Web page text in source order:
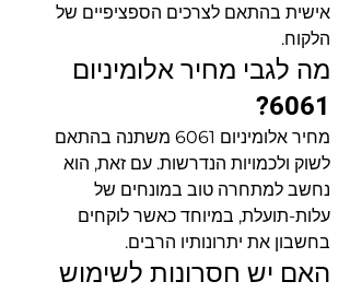
אישית בהתאם לצרכים הספציפיים של
הלקוח.
מה לגבי מחיר אלומיניום
6061?
מחיר אלומיניום 6061 משתנה בהתאם
לשוק ולכמויות הנדרשות. עם זאת, הוא
נחשב למתחרה טוב במונחים של
עלות-תועלת, במיוחד כאשר לוקחים
בחשבון את יתרונותיו הרבים.
האם יש חסרונות לשימוש